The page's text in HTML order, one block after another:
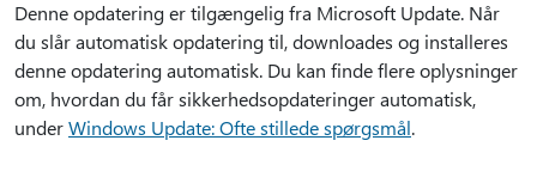
Denne opdatering er tilgængelig fra Microsoft Update. Når
du slår automatisk opdatering til, downloades og installeres
denne opdatering automatisk. Du kan finde flere oplysninger
om, hvordan du får sikkerhedsopdateringer automatisk,
underWindows Update: Ofte stillede spørgsmål.